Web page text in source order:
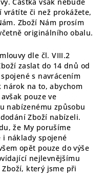
vrátíte či než prokážete,
Zboží Nám prosím
originálního obalu.
dle čl.VIII.2
zaslat do 14 dnů od
s navrácením
nárok na to, abychom
pouze ve
nabízenému způsobu
Zboží nabízeli.
že My porušíme
i náklady spojené
opět pouze do výše
nejlevnějšímu
který jsme při